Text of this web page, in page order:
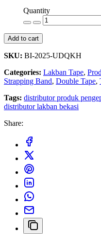
Quantity
Add to cart
SKU: BI-2025-UDQKH
Categories: Lakban Tape,
Strapping Band, Double Tape,
Tags: distributor produk
distributor lakban bekasi
Share: